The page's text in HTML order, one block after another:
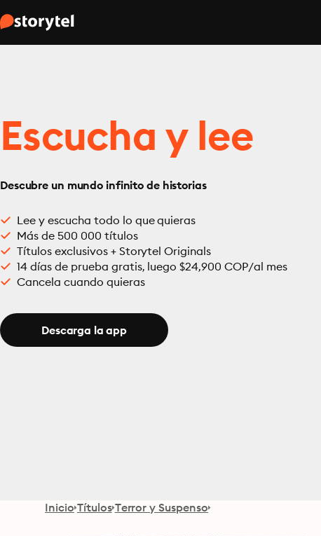
Escucha y lee
Descubre un mundo infinito de historias
Lee y escucha todo lo que quieras
Más de 500 000 títulos
Títulos exclusivos + Storytel Originals
14 días de prueba gratis, luego $24,900 COP/al mes
Cancela cuando quieras
Descarga la app
Inicio Títulos Terror y Suspenso